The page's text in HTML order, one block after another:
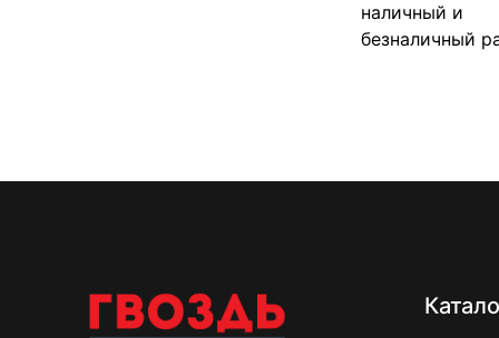
наличный и
безналичный